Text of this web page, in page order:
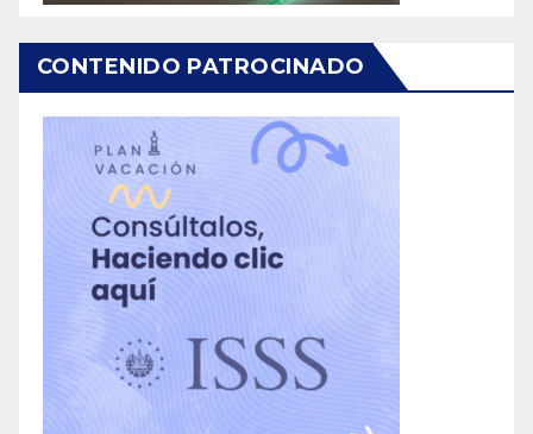
CONTENIDO PATROCINADO